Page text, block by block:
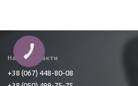
Наші контакти
+38 (067) 448-80-08